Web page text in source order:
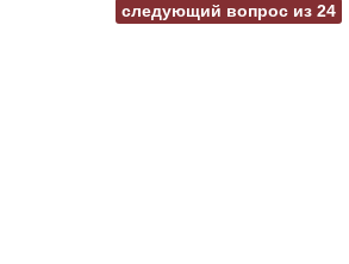
следующий вопрос из 24